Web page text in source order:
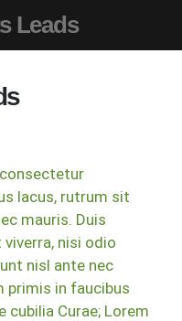
Leads
lacus, rutrum sit
mauris. Duis
nisi odio
nisl ante nec
primis in faucibus
Curae; Lorem